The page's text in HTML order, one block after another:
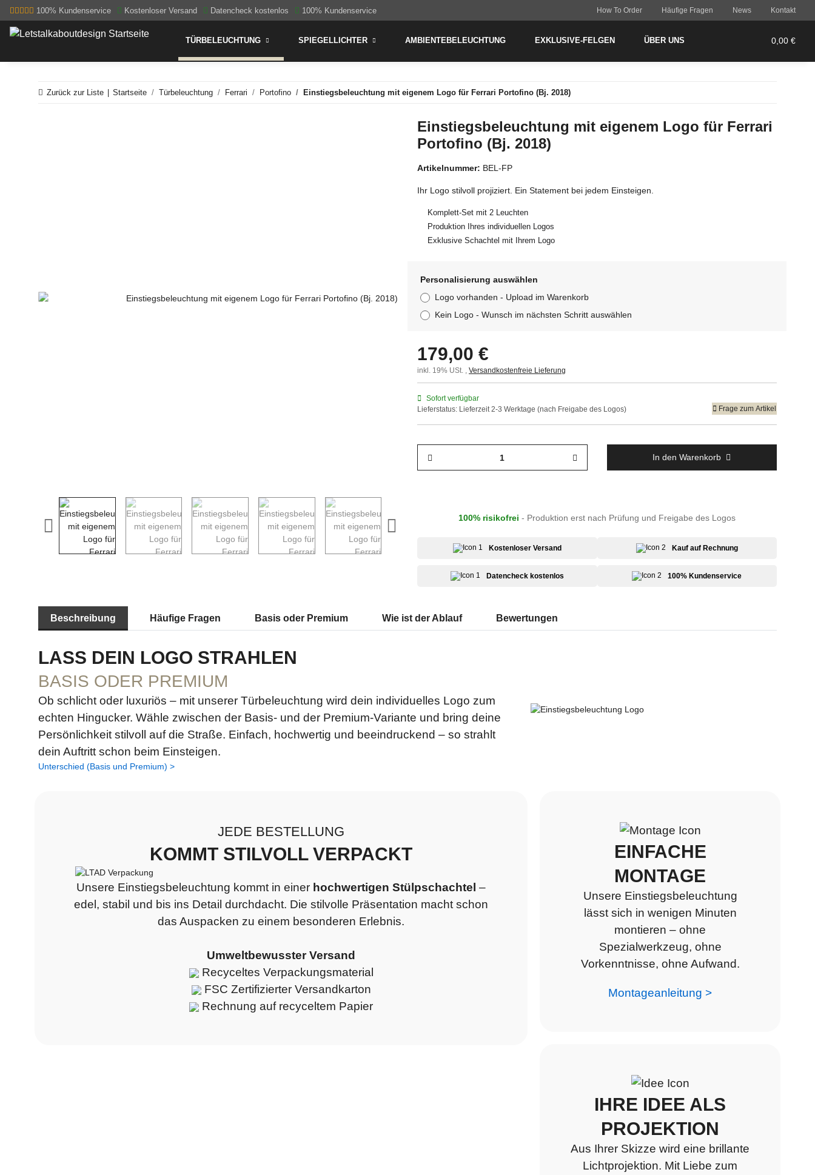
100% Kundenservice Kostenloser Versand Datencheck kostenlos 100% Kundenservice How To Order Häufige Fragen News Kontakt
0,00 €
TÜRBELEUCHTUNG SPIEGELLICHTER AMBIENTEBELEUCHTUNG EXKLUSIVE-FELGEN ÜBER UNS
Zurück zur Liste Startseite Türbeleuchtung Ferrari Portofino Einstiegsbeleuchtung mit eigenem Logo für Ferrari Portofino (Bj. 2018)
Einstiegsbeleuchtung mit eigenem Logo für Ferrari
Portofino (Bj. 2018)
Artikelnummer: BEL-FP
Ihr Logo stilvoll projiziert. Ein Statement bei jedem Einsteigen.
Komplett-Set mit 2 Leuchten
Produktion Ihres individuellen Logos
Exklusive Schachtel mit Ihrem Logo
Personalisierung auswählen
Logo vorhanden - Upload im Warenkorb
Kein Logo - Wunsch im nächsten Schritt auswählen
179,00 €
inkl. 19% USt. , Versandkostenfreie Lieferung
Sofort verfügbar
Lieferstatus: Lieferzeit 2-3 Werktage (nach Freigabe des Logos)
Frage zum Artikel
In den Warenkorb
100% risikofrei - Produktion erst nach Prüfung und Freigabe des Logos
Kostenloser Versand Kauf auf Rechnung
Datencheck kostenlos 100% Kundenservice
Beschreibung Häufige Fragen Basis oder Premium Wie ist der Ablauf Bewertungen
LASS DEIN LOGO STRAHLEN
BASIS ODER PREMIUM
Ob schlicht oder luxuriös – mit unserer Türbeleuchtung wird dein individuelles Logo zum
echten Hingucker. Wähle zwischen der Basis- und der Premium-Variante und bring deine
Persönlichkeit stilvoll auf die Straße. Einfach, hochwertig und beeindruckend – so strahlt
dein Auftritt schon beim Einsteigen.
Unterschied (Basis und Premium) >
JEDE BESTELLUNG
KOMMT STILVOLL VERPACKT
Unsere Einstiegsbeleuchtung kommt in einer hochwertigen Stülpschachtel –
edel, stabil und bis ins Detail durchdacht. Die stilvolle Präsentation macht schon
das Auspacken zu einem besonderen Erlebnis.
Umweltbewusster Versand
Recyceltes Verpackungsmaterial
FSC Zertifizierter Versandkarton
Rechnung auf recyceltem Papier
EINFACHE
MONTAGE
Unsere Einstiegsbeleuchtung
lässt sich in wenigen Minuten
montieren – ohne
Spezialwerkzeug, ohne
Vorkenntnisse, ohne Aufwand.
Montageanleitung >
IHRE IDEE ALS
PROJEKTION
Aus Ihrer Skizze wird eine brillante
Lichtprojektion. Mit Liebe zum